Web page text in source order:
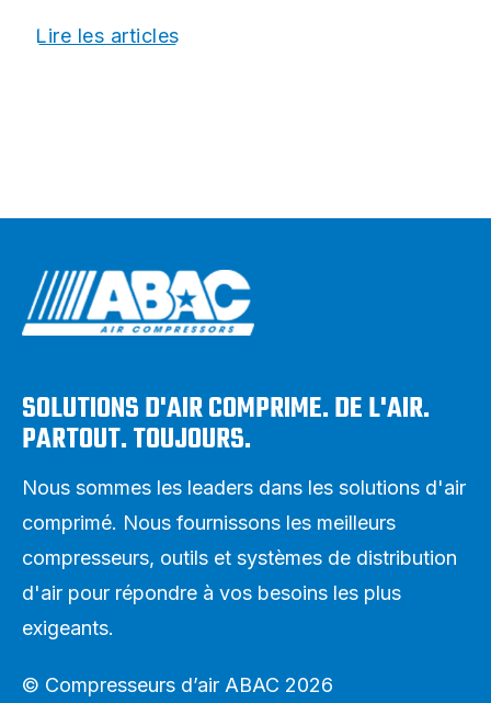
Lire les articles
SOLUTIONS D'AIR COMPRIME. DE L'AIR.
PARTOUT. TOUJOURS.
Nous sommes les leaders dans les solutions d'air
comprimé. Nous fournissons les meilleurs
compresseurs, outils et systèmes de distribution
d'air pour répondre à vos besoins les plus
exigeants.
© Compresseurs d’air ABAC 2026